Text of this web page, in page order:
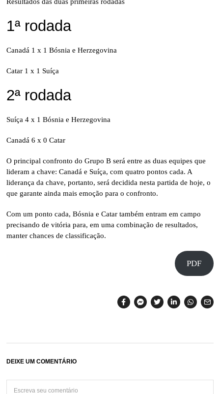
1ª rodada
Canadá 1 x 1 Bósnia e Herzegovina
Catar 1 x 1 Suíça
2ª rodada
Suíça 4 x 1 Bósnia e Herzegovina
Canadá 6 x 0 Catar
O principal confronto do Grupo B será entre as duas equipes que
lideram a chave: Canadá e Suíça, com quatro pontos cada. A
liderança da chave, portanto, será decidida nesta partida de hoje, o
que garante ainda mais emoção para o confronto.
Com um ponto cada, Bósnia e Catar também entram em campo
precisando de vitória para, em uma combinação de resultados,
manter chances de classificação.
PDF
DEIXE UM COMENTÁRIO